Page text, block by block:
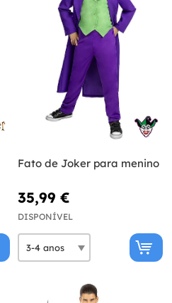
Fato de Joker para menino
35,99 €
DISPONÍVEL